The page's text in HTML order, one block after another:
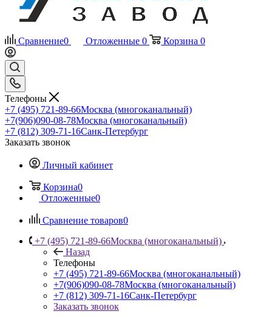
Сравнение0 Отложенные 0 Корзина 0
Телефоны
+7 (495) 721-89-66Москва (многоканальный)
+7(906)090-08-78Москва (многоканальный)
+7 (812) 309-71-16Санк-Петербург
Заказать звонок
Личный кабинет
Корзина0
Отложенные0
Сравнение товаров0
+7 (495) 721-89-66Москва (многоканальный)
Назад
Телефоны
+7 (495) 721-89-66Москва (многоканальный)
+7(906)090-08-78Москва (многоканальный)
+7 (812) 309-71-16Санк-Петербург
Заказать звонок